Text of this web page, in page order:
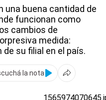
una buena cantidad de
funcionan como
cambios de
medida:
su filial en el país.
la nota